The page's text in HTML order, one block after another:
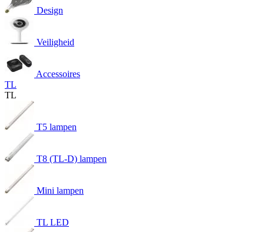
Design
Veiligheid
Accessoires
TL
TL
T5 lampen
T8 (TL-D) lampen
Mini lampen
TL LED